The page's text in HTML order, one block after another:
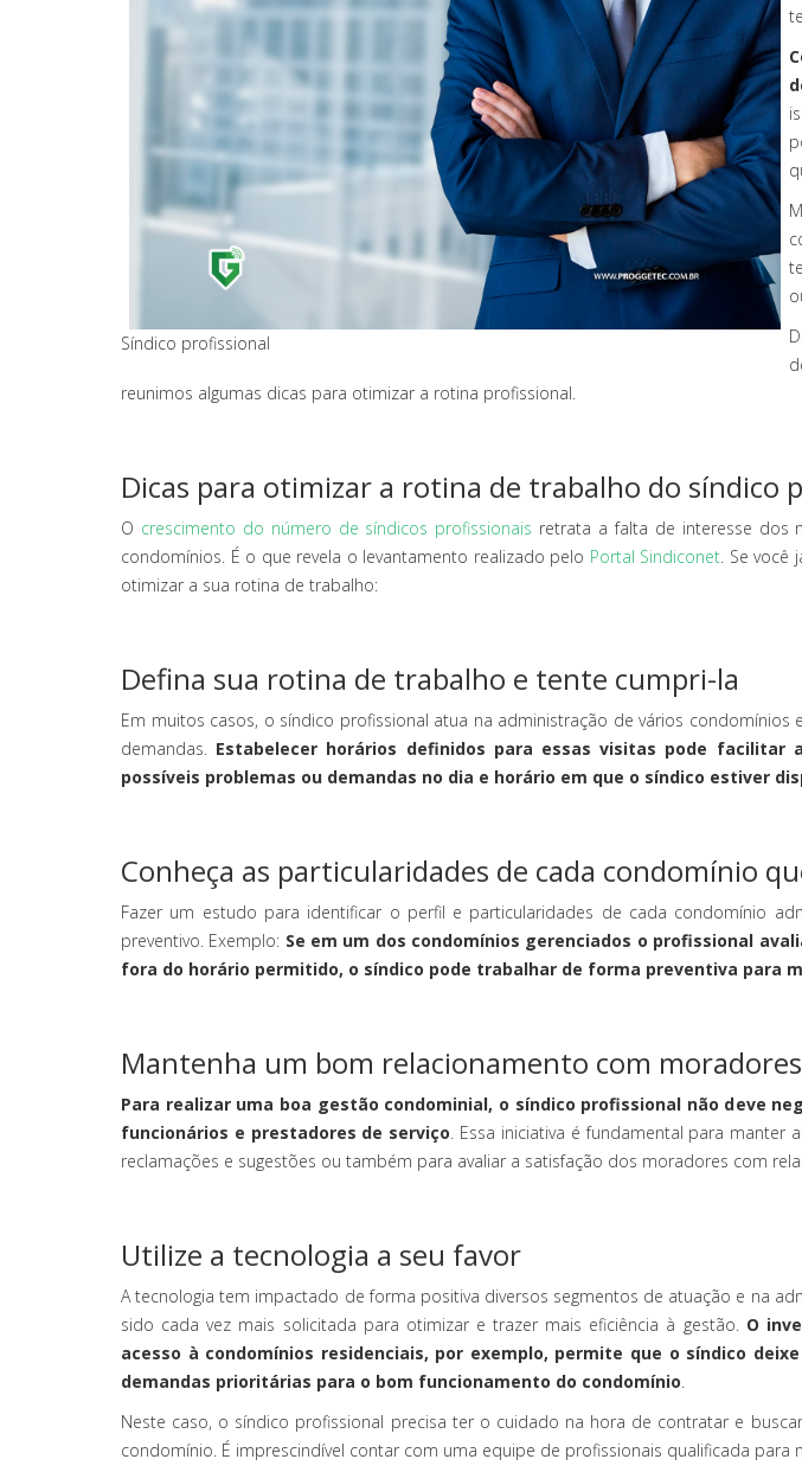
Síndico profissional
reunimos algumas dicas para otimizar a rotina profissional.
Dicas para otimizar a rotina de trabalho do síndico
O crescimento do número de síndicos profissionais retrata a falta de interesse dos
condomínios. É o que revela o levantamento realizado pelo Portal Sindiconet. Se você
otimizar a sua rotina de trabalho:
Defina sua rotina de trabalho e tente cumpri-la
Em muitos casos, o síndico profissional atua na administração de vários
demandas. Estabelecer horários definidos para essas visitas pode
possíveis problemas ou demandas no dia e horário em que o síndico estiver
Conheça as particularidades de cada condomínio
Fazer um estudo para identificar o perfil e particularidades de cada condomínio
preventivo. Exemplo: Se em um dos condomínios gerenciados o profissional
fora do horário permitido, o síndico pode trabalhar de forma preventiva para
Mantenha um bom relacionamento com
Para realizar uma boa gestão condominial, o síndico profissional não deve
funcionários e prestadores de serviço. Essa iniciativa é fundamental para
reclamações e sugestões ou também para avaliar a satisfação dos moradores com
Utilize a tecnologia a seu favor
A tecnologia tem impactado de forma positiva diversos segmentos de atuação e na
sido cada vez mais solicitada para otimizar e trazer mais eficiência à gestão. O
acesso à condomínios residenciais, por exemplo, permite que o síndico
demandas prioritárias para o bom funcionamento do condomínio.
Neste caso, o síndico profissional precisa ter o cuidado na hora de contratar e
condomínio. É imprescindível contar com uma equipe de profissionais qualificada